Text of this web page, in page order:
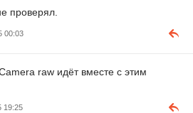
проверял.
00:03
raw идёт вместе с этим
19:25